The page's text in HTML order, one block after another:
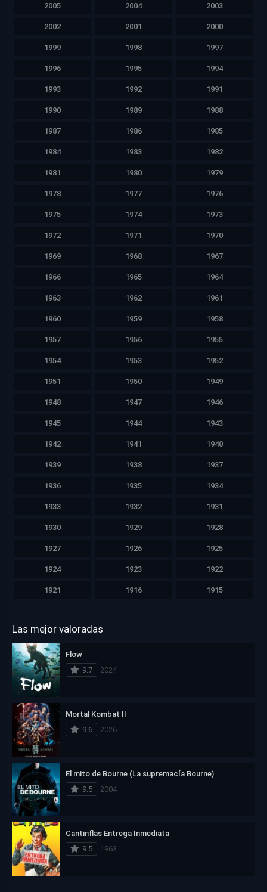
2005 2004 2003
2002 2001 2000
1999 1998 1997
1996 1995 1994
1993 1992 1991
1990 1989 1988
1987 1986 1985
1984 1983 1982
1981 1980 1979
1978 1977 1976
1975 1974 1973
1972 1971 1970
1969 1968 1967
1966 1965 1964
1963 1962 1961
1960 1959 1958
1957 1956 1955
1954 1953 1952
1951 1950 1949
1948 1947 1946
1945 1944 1943
1942 1941 1940
1939 1938 1937
1936 1935 1934
1933 1932 1931
1930 1929 1928
1927 1926 1925
1924 1923 1922
1921 1916 1915
Las mejor valoradas
Flow
9.7
2024
Mortal Kombat II
9.6
2026
El mito de Bourne (La supremacía Bourne)
9.5
2004
Cantinflas Entrega Inmediata
9.5
1963